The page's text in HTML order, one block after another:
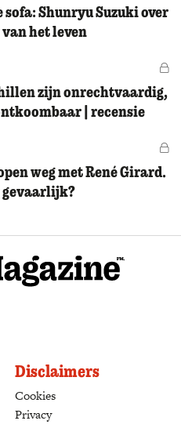
sofa: Shunryu Suzuki over
het leven
zijn onrechtvaardig,
| recensie
weg met René Girard.
gevaarlijk?
Disclaimers
Cookies
Privacy